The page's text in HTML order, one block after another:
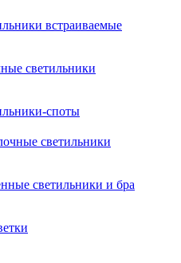
встраиваемые
светильники
споты
светильники
светильники и бра